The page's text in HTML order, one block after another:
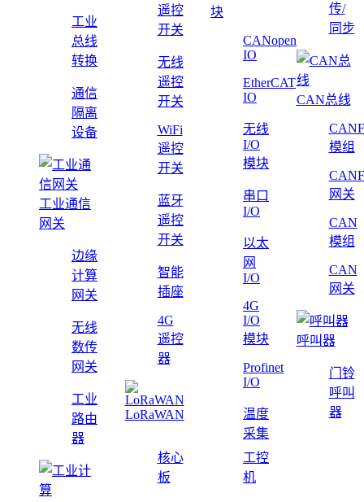
工业
总线
转换
通信
隔离
设备
工业通信
网关
边缘
计算
网关
无线
数传
网关
工业
路由
器
遥控
开关
无线
遥控
开关
WiFi
遥控
开关
蓝牙
遥控
开关
智能
插座
4G
遥控
器
LoRaWAN
块
CANopen
IO
EtherCAT
IO
无线
I/O
模块
串口
I/O
以太
网
I/O
4G
I/O
模块
Profinet
I/O
温度
采集
传/
同步
CAN总线
模组
网关
CAN
模组
CAN
网关
呼叫器
门铃
呼叫
器
核心
板
工控
机